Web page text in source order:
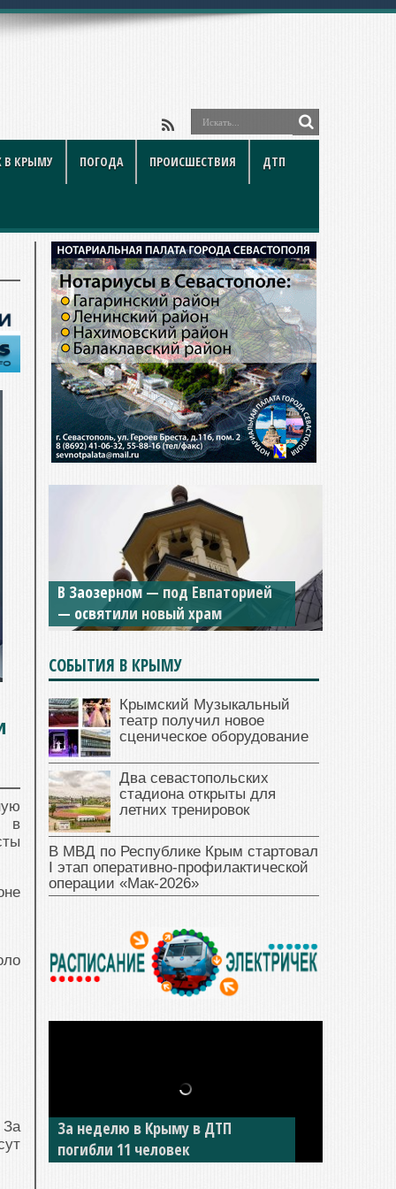
В КРЫМУ ПОГОДА ПРОИСШЕСТВИЯ ДТП
в
За
В Заозерном — под Евпаторией
— освятили новый храм
СОБЫТИЯ В КРЫМУ
Крымский Музыкальный
театр получил новое
сценическое оборудование
Два севастопольских
стадиона открыты для
летних тренировок
В МВД по Республике Крым стартовал
I этап оперативно‑профилактической
операции «Мак‑2026»
За неделю в Крыму в ДТП
погибли 11 человек